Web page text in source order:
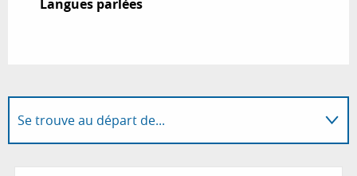
Langues parlées
Langues parlées
Se trouve au départ de...
En lien avec